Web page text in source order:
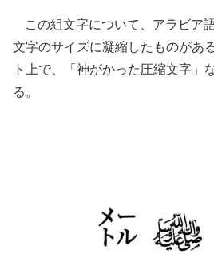
この組文字について、アラビア
文字のサイズに凝縮したものがあ
ト上で、「神がかった圧縮文字」
る。